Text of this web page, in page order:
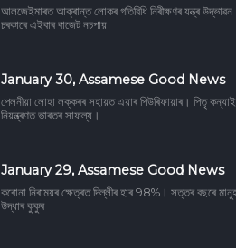
আলজেইমাৰত আক্ৰান্ত লোকৰ গতিবিধি নিৰীক্ষণৰ যন্ত্ৰ
চৰকাৰে এইবাৰ বাজেট নচপায়
January 30, Assamese Good News
পেলনীয়া লোহা লক্কৰৰ সহায়ত এয়াৰ পিউৰিফায়াৰ। পিতৃ
নিয়ন্ত্ৰণত ভাৰতৰ সাফল্য।
January 29, Assamese Good News
কৰোনা নিৰাময়ৰ ক্ষেত্ৰত দিল্লীৰ হাৰ 98%। সত্তৰ বছৰে
উদ্ধাৰ কুকুৰ